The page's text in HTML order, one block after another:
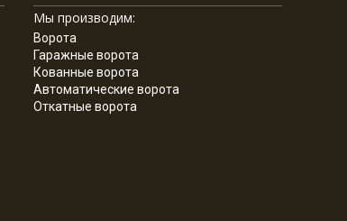
Мы производим:
Ворота
Гаражные ворота
Кованные ворота
Автоматические ворота
Откатные ворота